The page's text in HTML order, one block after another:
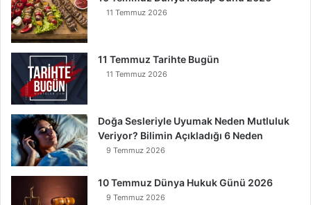
11 Temmuz 2026
11 Temmuz Tarihte Bugün
11 Temmuz 2026
Doğa Sesleriyle Uyumak Neden Mutluluk
Veriyor? Bilimin Açıkladığı 6 Neden
9 Temmuz 2026
10 Temmuz Dünya Hukuk Günü 2026
9 Temmuz 2026